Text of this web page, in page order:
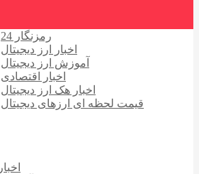
رمزنگار 24
اخبار ارز دیجیتال
آموزش ارز دیجیتال
اخبار اقتصادی
اخبار هک ارز دیجیتال
قیمت لحظه ای ارزهای دیجیتال